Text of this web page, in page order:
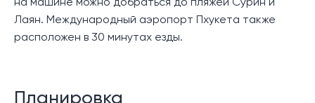
на машине можно добраться до пляжей Сурин и
Лаян. Международный аэропорт Пхукета также
расположен в 30 минутах езды.
Планировка